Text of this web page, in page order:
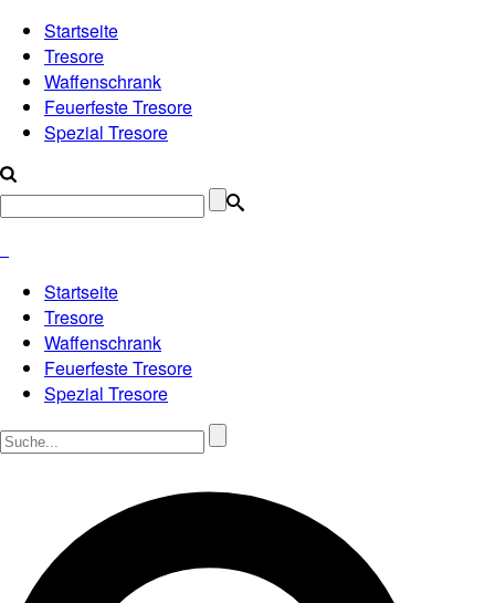
Startseite
Tresore
Waffenschrank
Feuerfeste Tresore
Spezial Tresore
Startseite
Tresore
Waffenschrank
Feuerfeste Tresore
Spezial Tresore